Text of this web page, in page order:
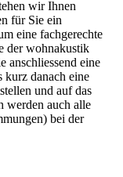
wir Ihnen
für Sie ein
eine fachgerechte
der wohnakustik
anschliessend eine
kurz danach eine
und auf das
werden auch alle
bei der